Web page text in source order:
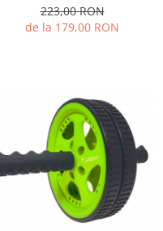
223,00 RON
de la 179,00 RON